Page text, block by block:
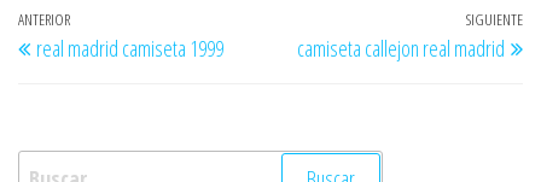
Navegación
de
Entrada
anterior
ANTERIOR
real madrid camiseta 1999
SIGUIENTE
camiseta callejon real madrid
Buscar: